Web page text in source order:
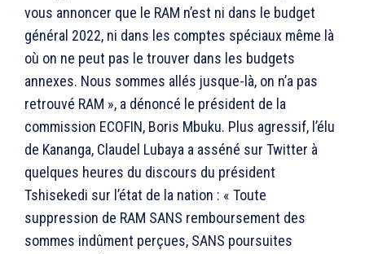
vous annoncer que le RAM n’est ni dans le budget
général 2022, ni dans les comptes spéciaux même là
où on ne peut pas le trouver dans les budgets
annexes. Nous sommes allés jusque-là, on n’a pas
retrouvé RAM », a dénoncé le président de la
commission ECOFIN, Boris Mbuku. Plus agressif, l’élu
de Kananga, Claudel Lubaya a asséné sur Twitter à
quelques heures du discours du président
Tshisekedi sur l’état de la nation : « Toute
suppression de RAM SANS remboursement des
sommes indûment perçues, SANS poursuites